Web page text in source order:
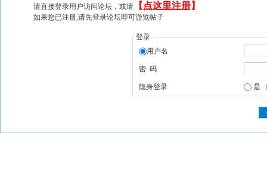
请直接登录用户访问论坛，或请 【 点这里注册】
如果您已注册,请先登录论坛即可游览帖子
登录
用户名
密 码
隐身登录 是